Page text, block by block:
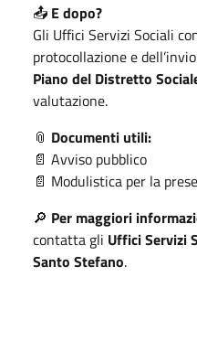
📤 E dopo?
Gli Uffici Servizi Sociali
protocollazione e
Piano del Distretto
valutazione.
📎 Documenti utili:
📄 Avviso pubblico
📄 Modulistica per la
🔎 Per maggiori
contatta gli Uffici Servizi
Santo Stefano.